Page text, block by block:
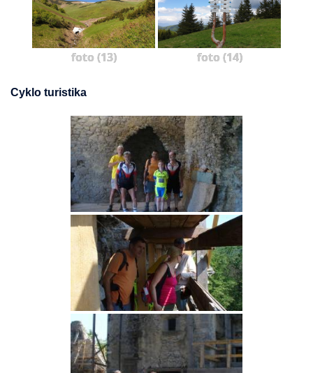
foto (13) foto (14)
Cyklo turistika